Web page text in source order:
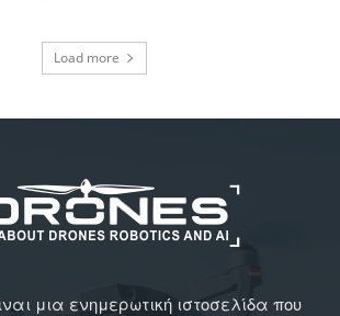
Load more
μια ενημερωτική ιστοσελίδα που